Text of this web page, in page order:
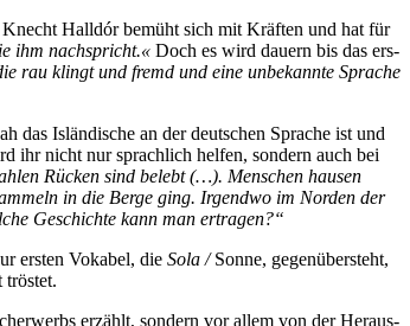
Hall­dór be­müht sich mit Kräf­ten und hat für
ihm nach­spricht.« Doch es wird dau­ern bis das ers­
rau klingt und fremd und ei­ne un­be­kann­te Spra­che
das Is­län­di­sche an der deut­schen Spra­che ist und
ihr nicht nur sprach­lich hel­fen, son­dern auch bei
Rü­cken sind be­lebt (…). Men­schen hau­sen
in die Ber­ge ging. Ir­gend­wo im Nor­den der
Ge­schich­te kann man ertragen?“
ers­ten Vo­ka­bel, die So­la /Son­ne, ge­gen­über­steht,
er­zählt, son­dern vor al­lem von der Her­aus­